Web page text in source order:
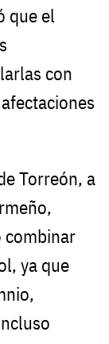
que el
con
Torreón, a
combinar
ya que